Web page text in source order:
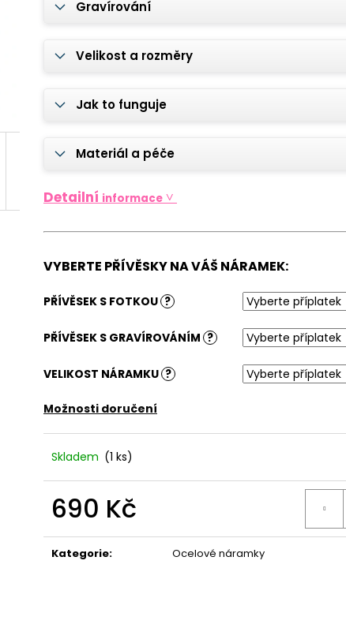
Gravírování
Velikost a rozměry
Jak to funguje
Materiál a péče
Detailní informace ˅
VYBERTE PŘÍVĚSKY NA VÁŠ NÁRAMEK:
PŘÍVĚSEK S FOTKOU ?
PŘÍVĚSEK S GRAVÍROVÁNÍM ?
VELIKOST NÁRAMKU ?
Možnosti doručení
Skladem (1 ks)
690 Kč
Kategorie: Ocelové náramky
VÝHODNA SADA | 2 KS PŘÍVĚSEK NA
KLÍČE PREMIUM S FOTKOU A
735 Kč